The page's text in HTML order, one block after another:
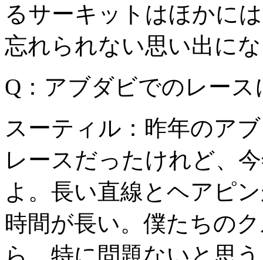
るサーキットはほかに
忘れられない思い出に
Q：アブダビでのレー
スーティル：昨年のア
レースだったけれど、
よ。長い直線とヘアピ
時間が長い。僕たちの
ら、特に問題ないと思